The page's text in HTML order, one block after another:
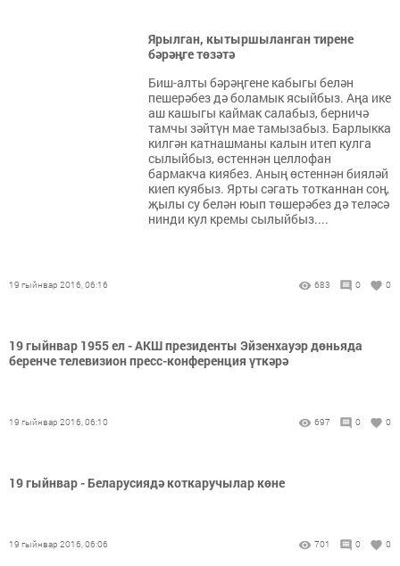
Ярылган, кытыршыланган тирене
бәрәңге төзәтә
Биш-алты бәрәңгене кабыгы белән
пешерәбез дә боламык ясыйбыз. Аңа ике
аш кашыгы каймак салабыз, берничә
тамчы зәйтүн мае тамызабыз. Барлыкка
килгән катнашманы калын итеп кулга
сылыйбыз, өстеннән целлофан
бармакча киябез. Аның өстеннән бияләй
киеп куябыз. Ярты сәгать тотканнан соң,
җылы су белән юып төшерәбез дә теләсә
нинди кул кремы сылыйбыз....
19 гыйнвар 2016, 06:16 683 0 0
19 гыйнвар 1955 ел - АКШ президенты Эйзенхауэр дөньяда
беренче телевизион пресс-конференция үткәрә
19 гыйнвар 2016, 06:10 697 0 0
19 гыйнвар - Беларусиядә коткаручылар көне
19 гыйнвар 2016, 06:06 701 0 0